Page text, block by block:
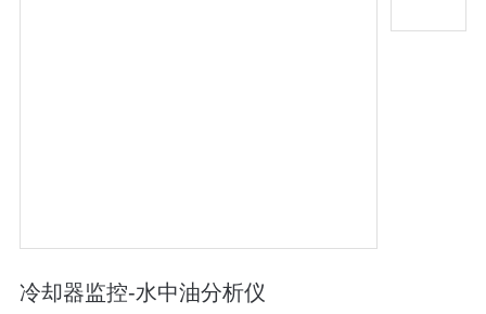
冷却器监控-水中油分析仪